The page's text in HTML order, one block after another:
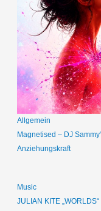
Allgemein
Magnetised – DJ
Anziehungskraft
Music
JULIAN KITE „WORLDS“